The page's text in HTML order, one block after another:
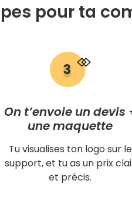
pour ta
On t’envoie un devis
une maquette
Tu visualises ton logo sur le
support, et tu as un prix
et précis.